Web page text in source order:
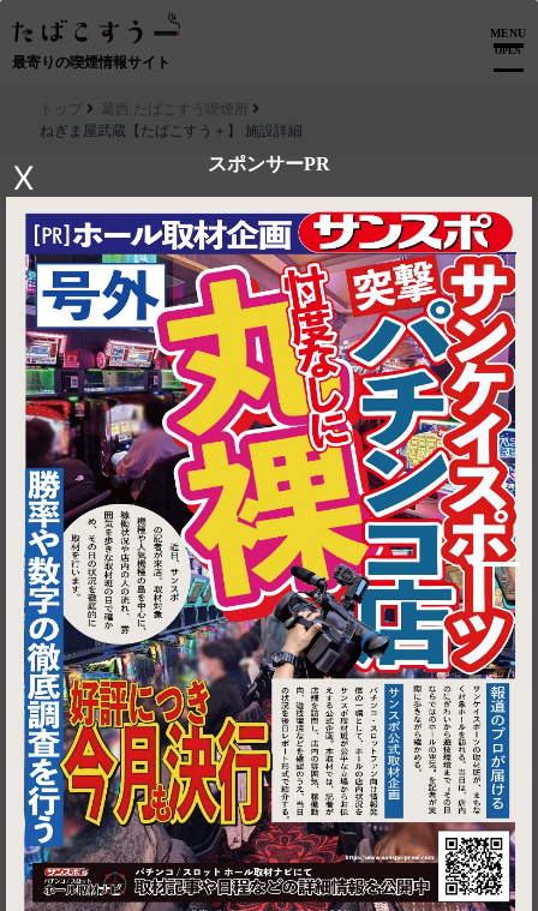
最寄りの喫煙情報サイト
MENU
OPEN
スポンサーPR
X
1
トップ
葛西 たばこすう喫煙所
ねぎま屋武蔵【たばこすう＋】 施設詳細
▶ ルートを見る
葛西 たばこすう喫煙所│ねぎま屋武蔵【たばこすう＋】
東京都江戸川区東葛西6‐6‐3